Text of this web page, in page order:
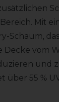
Mit
Schaum,
Decke vom
und
über 55 %